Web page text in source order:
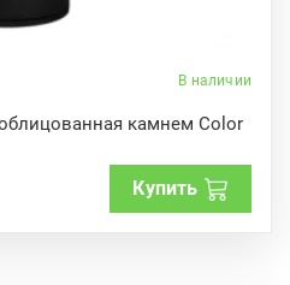
В наличии
камнем Color
Купить